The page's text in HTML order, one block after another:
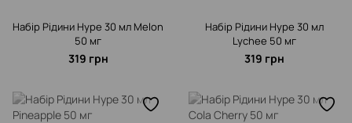
Набір Рідини Hype 30 мл Melon
50 мг
319 грн
Набір Рідини Hype 30 мл
Lychee 50 мг
319 грн